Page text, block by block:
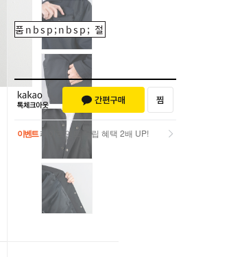
품nbsp;nbsp; 절
이벤트페이포인트 적립 혜택 2배 UP!
페이포인트 적립 혜택 2배 UP!